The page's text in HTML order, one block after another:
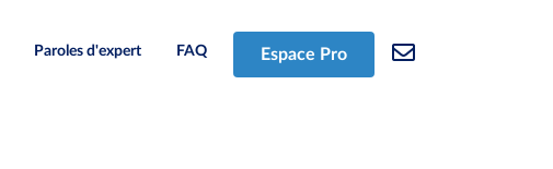
Paroles d'expert FAQ Espace Pro